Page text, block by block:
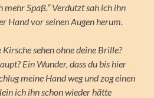
Spaß.“ Verdutzt sah ich ihn
Hand vor seinen Augen herum.
Kirsche sehen ohne deine Brille?
Ein Wunder, dass du bis hier
meine Hand weg und zog einen
ich ihn schon wieder hätte